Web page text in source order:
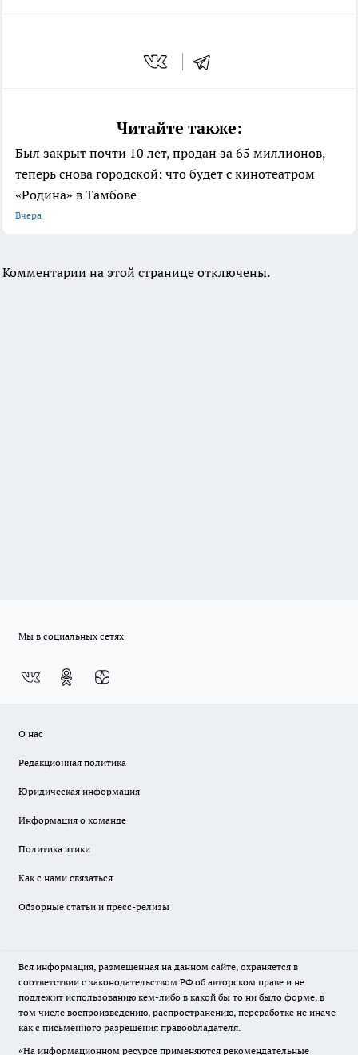
Читайте также:
Был закрыт почти 10 лет, продан за 65 миллионов,
теперь снова городской: что будет с кинотеатром
«Родина» в Тамбове
Вчера
Комментарии на этой странице отключены.
Мы в социальных сетях
О нас
Редакционная политика
Юридическая информация
Информация о команде
Политика этики
Как с нами связаться
Обзорные статьи и пресс-релизы
Вся информация, размещенная на данном сайте, охраняется в
соответствии с законодательством РФ об авторском праве и не
подлежит использованию кем-либо в какой бы то ни было форме, в
том числе воспроизведению, распространению, переработке не иначе
как с письменного разрешения правообладателя.
«На информационном ресурсе применяются рекомендательные